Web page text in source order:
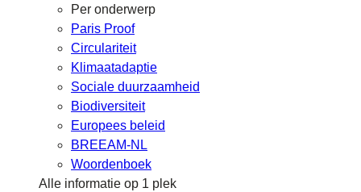
Per onderwerp
Paris Proof
Circulariteit
Klimaatadaptie
Sociale duurzaamheid
Biodiversiteit
Europees beleid
BREEAM-NL
Woordenboek
Alle informatie op 1 plek